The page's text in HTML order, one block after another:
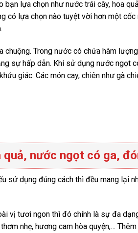
lựa chọn như nước trái cây, hoa
có lựa chọn nào tuyệt vời hơn một
đầu tiên.
Trong nước có chứa hàm
sự hấp dẫn. Khi sử dụng nước ngọt
giác. Các món cay, chiên như gà
nước ngọt có ga,
sử dụng đúng cách thì đều mang lại
vị tươi ngon thì đó chính là sự đa
nhẹ, hương cam hòa quyện,…